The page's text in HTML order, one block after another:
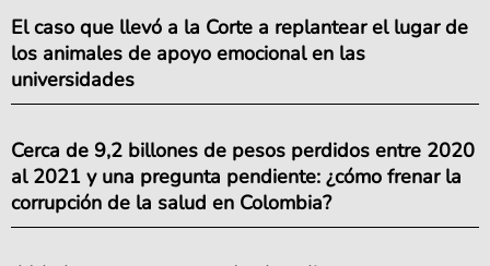
El caso que llevó a la Corte a replantear el lugar de
los animales de apoyo emocional en las
universidades
Cerca de 9,2 billones de pesos perdidos entre 2020
al 2021 y una pregunta pendiente: ¿cómo frenar la
corrupción de la salud en Colombia?